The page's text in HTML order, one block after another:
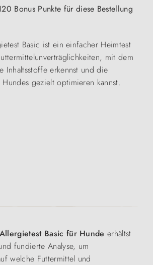
Bonus Punkte für diese Bestellung
Basic ist ein einfacher Heimtest
mit dem
Inhaltsstoffe erkennst und die
gezielt optimieren kannst.
Basic für Hunde erhältst
fundierte Analyse, um
welche Futtermittel und